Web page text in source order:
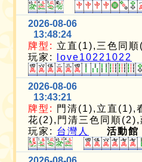
2026-08-06
13:48:24
牌型: 立直(1),三色同
玩家:
love10221022
2026-08-06
13:43:21
牌型:
門清(1),立直(1),
花(2),門清三色同順(2),
玩家: 台灣人 活動館